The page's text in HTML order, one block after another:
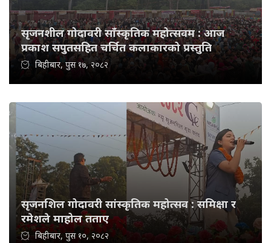
सृजनशील गोदावरी साँस्कृतिक महोत्सवम : आज
प्रकाश सपुतसहित चर्चित कलाकारको प्रस्तुति
बिहीबार, पुस १७, २०८२
सृजनशिल गोदावरी सांस्कृतिक महोत्सव : समिक्षा र
रमेशले माहोल तताए
बिहीबार, पुस १०, २०८२